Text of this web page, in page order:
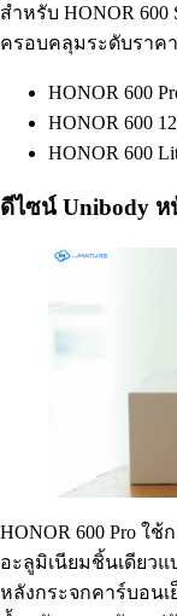
สำหรับ HONOR
ครอบคลุมระดับราค
HONOR 600
HONOR 600
HONOR 600
ดีไซน์ Unibody ห
HONOR 600 Pro ใช้
อะลูมิเนียมชิ้นเดียว
หลังกระจกคาร์บอนเ